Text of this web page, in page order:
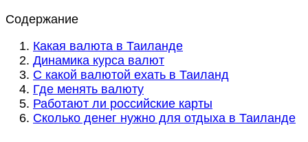
Содержание
Какая валюта в Таиланде
Динамика курса валют
С какой валютой ехать в Таиланд
Где менять валюту
Работают ли российские карты
Сколько денег нужно для отдыха в Таиланде